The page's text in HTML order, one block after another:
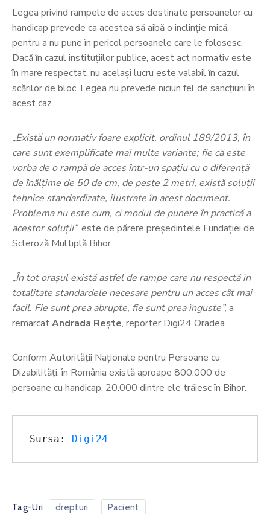
Legea privind rampele de acces destinate persoanelor cu
handicap prevede ca acestea să aibă o inclinție mică,
pentru a nu pune în pericol persoanele care le folosesc.
Dacă în cazul instituţiilor publice, acest act normativ este
în mare respectat, nu acelaşi lucru este valabil în cazul
scărilor de bloc. Legea nu prevede niciun fel de sancţiuni în
acest caz.
„Există un normativ foare explicit, ordinul 189/2013, în
care sunt exemplificate mai multe variante; fie că este
vorba de o rampă de acces într-un spațiu cu o diferență
de înălțime de 50 de cm, de peste 2 metri, există soluții
tehnice standardizate, ilustrate în acest document.
Problema nu este cum, ci modul de punere în practică a
acestor soluții”, este de părere președintele Fundației de
Scleroză Multiplă Bihor.
„În tot orașul există astfel de rampe care nu respectă în
totalitate standardele necesare pentru un acces cât mai
facil. Fie sunt prea abrupte, fie sunt prea înguste”, a
remarcatAndrada Rește, reporter Digi24 Oradea
Conform Autorității Naționale pentru Persoane cu
Dizabilităţi, în România există aproape 800.000 de
persoane cu handicap. 20.000 dintre ele trăiesc în Bihor.
Sursa: Digi24
Tag-Uri drepturi Pacient